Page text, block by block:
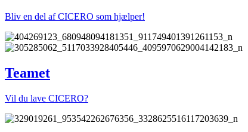
Bliv en del af CICERO som hjælper!
Teamet
Vil du lave CICERO?